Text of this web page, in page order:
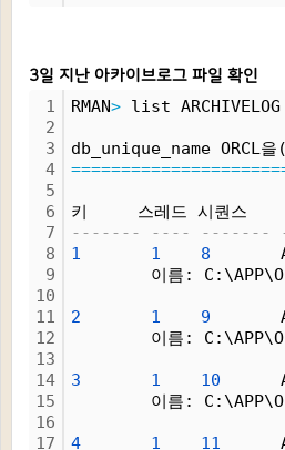
3일 지난 아카이브로그 파일 확인
1
2
3
4
5
6
7
8
9
10
11
12
13
14
15
16
17
RMAN> list ARCHIVELOG
db_unique_name ORCL
=====================
키     스레드 시퀀스
------- ---- -------
1
1 8
이름:
2 1 9
이름:
3 1 10
이름:
4 1 11